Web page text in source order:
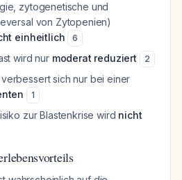
zytogenetische und
von Zytopenien)
einheitlich 6
wird nur moderat reduziert 2
sich nur bei einer
1
zur Blastenkrise wird nicht